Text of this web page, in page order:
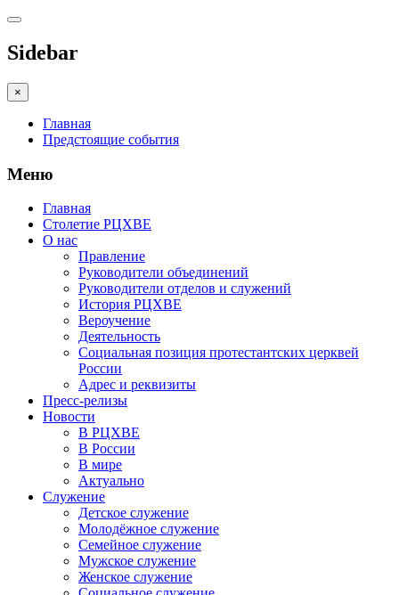
Sidebar
×
Главная
Предстоящие события
Меню
Главная
Столетие РЦХВЕ
О нас
Правление
Руководители объединений
Руководители отделов и служений
История РЦХВЕ
Вероучение
Деятельность
Социальная позиция протестантских церквей
России
Адрес и реквизиты
Пресс-релизы
Новости
В РЦХВЕ
В России
В мире
Актуально
Служение
Детское служение
Молодёжное служение
Семейное служение
Мужское служение
Женское служение